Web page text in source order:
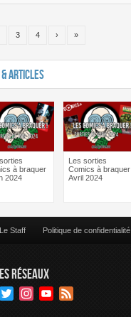
3 4 › »
ARTICLES
à braquer
2024
Les sorties
Comics à braquer
Avril 2024
Le Staff Politique de confidentialité
RÉSEAUX
Facebook
TwitterInstagramYouTube